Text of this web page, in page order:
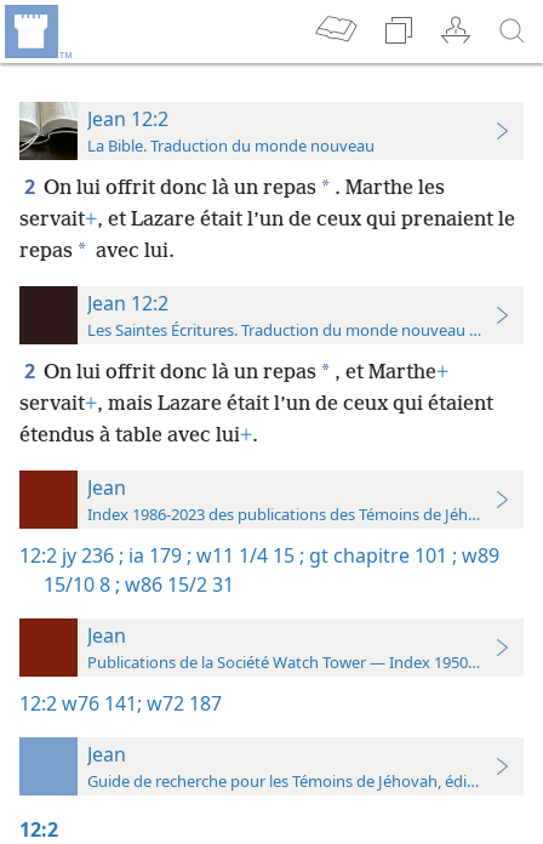
Jean 12:2
La Bible. Traduction du monde nouveau
2 On lui offrit donc là un repas * . Marthe les
servait+, et Lazare était l’un de ceux qui prenaient le
repas * avec lui.
Jean 12:2
Les Saintes Écritures. Traduction du monde nouveau (avec
2 On lui offrit donc là un repas * , et Marthe+
servait+, mais Lazare était l’un de ceux qui étaient
étendus à table avec lui+.
Jean
Index 1986-2023 des publications des Témoins de Jéhovah
12:2 jy 236 ; ia 179 ; w11 1/4 15 ; gt chapitre 101 ; w89
15/10 8 ; w86 15/2 31
Jean
Publications de la Société Watch Tower — Index 1950-1985
12:2w76 141; w72 187
Jean
Guide de recherche pour les Témoins de Jéhovah, édition 2019
12:2